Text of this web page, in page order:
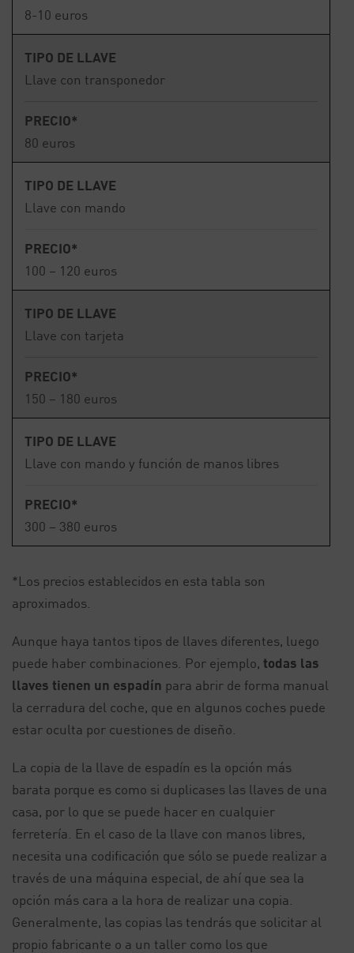
8-10 euros
TIPO DE LLAVE
Llave con transponedor
PRECIO*
80 euros
TIPO DE LLAVE
Llave con mando
PRECIO*
100 – 120 euros
TIPO DE LLAVE
Llave con tarjeta
PRECIO*
150 – 180 euros
TIPO DE LLAVE
Llave con mando y función de manos libres
PRECIO*
300 – 380 euros
*Los precios establecidos en esta tabla son
aproximados.
Aunque haya tantos tipos de llaves diferentes, luego
puede haber combinaciones. Por ejemplo, todas las
llaves tienen un espadín para abrir de forma manual
la cerradura del coche, que en algunos coches puede
estar oculta por cuestiones de diseño.
La copia de la llave de espadín es la opción más
barata porque es como si duplicases las llaves de una
casa, por lo que se puede hacer en cualquier
ferretería. En el caso de la llave con manos libres,
necesita una codificación que sólo se puede realizar a
través de una máquina especial, de ahí que sea la
opción más cara a la hora de realizar una copia.
Generalmente, las copias las tendrás que solicitar al
propio fabricante o a un taller como los que